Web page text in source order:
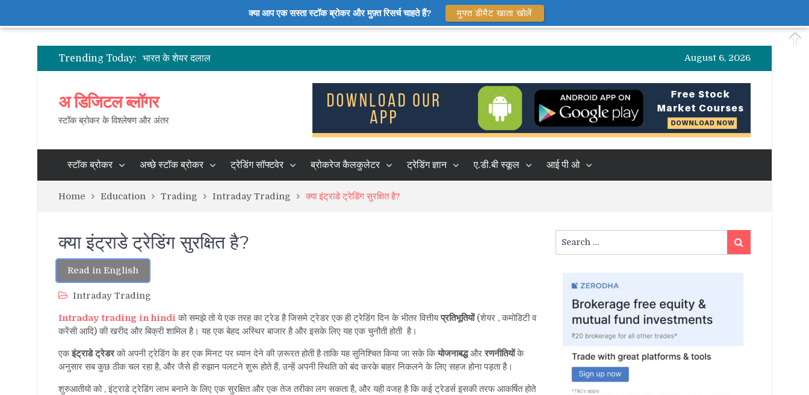
Trending Today:
भारत में स्टॉक ब्रोकर – सक्रिय ग्राहकों की सूची
भारत के शेयर दलाल
2021 के लिए भारत में पूर्ण सेवा सर्वश्रेष्ठ शेयर ब्रोकर
भारत में 10 सर्वश्रेष्ठ डिस्काउंट ब्रोकर
भारत में स्टॉक ब्रोकर – सक्रिय ग्राहकों की सूची
भारत के शेयर दलाल
August 6, 2026
अ डिजिटल ब्लॉगर
स्टॉक ब्रोकर के विश्लेषण और अंतर
स्टॉक ब्रोकर अच्छे स्टॉक ब्रोकर ट्रेडिंग सॉफ्टवेर ब्रोकरेज कैलकुलेटर ट्रेडिंग ज्ञान ए.डी.बी स्कूल आई पी ओ
Home Education Trading Intraday Trading क्या इंट्राडे ट्रेडिंग सुरक्षित है?
क्या इंट्राडे ट्रेडिंग सुरक्षित है?
Read in English
Intraday Trading
Intraday trading in hindiको समझे तो ये एक तरह का ट्रेड है जिसमे ट्रेडर एक ही ट्रेडिंग दिन के भीतर वित्तीयप्रतिभूतियों(शेयर , कमोडिटी व
करेंसी आदि) की खरीद और बिक्री शामिल है। यह एक बेहद अस्थिर बाजार है और इसके लिए यह एक चुनौती होती है।
एकइंट्राडे ट्रेडरको अपनी ट्रेडिंग के हर एक मिनट पर ध्यान देने की ज़रूरत होती है ताकि यह सुनिश्चित किया जा सके कियोजनाबद्धऔररणनीतियोंके
अनुसार सब कुछ ठीक चल रहा है, और जैसे ही रुझान पलटने शुरू होते हैं, उन्हें अपनी स्थिति को बंद करके बाहर निकलने के लिए सहज होना पड़ता है।
शुरुआतीयो को , इंट्राडे ट्रेडिंग लाभ बनाने के लिए एक सुरक्षित और एक तेज तरीका लग सकता है, और यही वजह है कि कई ट्रेडर्स इसकी तरफ आकर्षित होते
Search
for:
Search
क्या आप एक सस्ता स्टॉक ब्रोकर और मुफ़्त रिसर्च चाहते हैं? मुफ्त डीमैट खाता खोलें